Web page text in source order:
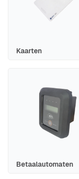
Kaarten
Betaalautomaten